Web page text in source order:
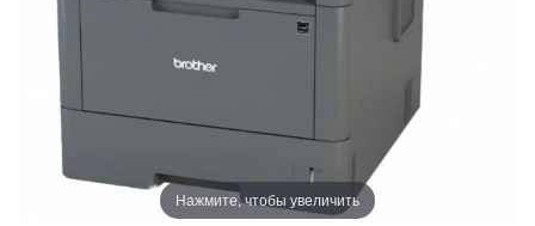
Нажмите, чтобы увеличить